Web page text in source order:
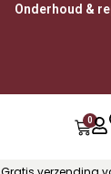
Onderhoud &
0